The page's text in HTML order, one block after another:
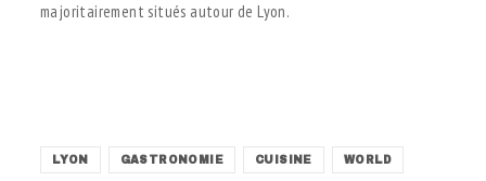
majoritairement situés autour de Lyon.
LYON GASTRONOMIE CUISINE WORLD